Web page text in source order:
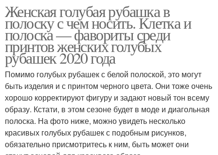
Полосатая рубашка Женские рубашки
Рубашка с брюками
Женская голубая рубашка в
полоску с чем носить. Клетка и
полоска — фавориты среди
принтов женских голубых
рубашек 2020 года
Помимо голубых рубашек с белой полоской, это могут
быть изделия и с принтом черного цвета. Они тоже очень
хорошо корректируют фигуру и задают новый тон всему
образу. Кстати, в этом сезоне будет в моде и диагольная
полоска. На фото ниже, можно увидеть несколько
красивых голубых рубашек с подобным рисунков,
обязательно присмотритесь к ним, быть может они